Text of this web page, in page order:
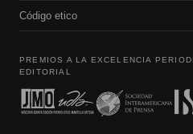
Código etico
PREMIOS A LA EXCELENCIA
EDITORIAL